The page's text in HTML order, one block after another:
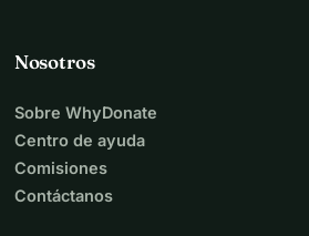
Nosotros
Sobre WhyDonate
Centro de ayuda
Comisiones
Contáctanos